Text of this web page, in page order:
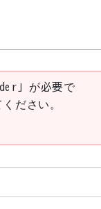
」が必要で
ださい。